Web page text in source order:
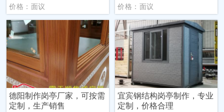
价格：面议 价格：面议
德阳制作岗亭厂家，可按需
定制，生产销售
宜宾钢结构岗亭制作，专业
定制，价格合理